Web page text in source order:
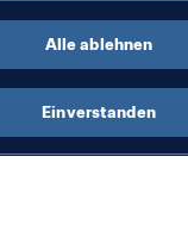
Instagram
Alle ablehnen
Einverstanden